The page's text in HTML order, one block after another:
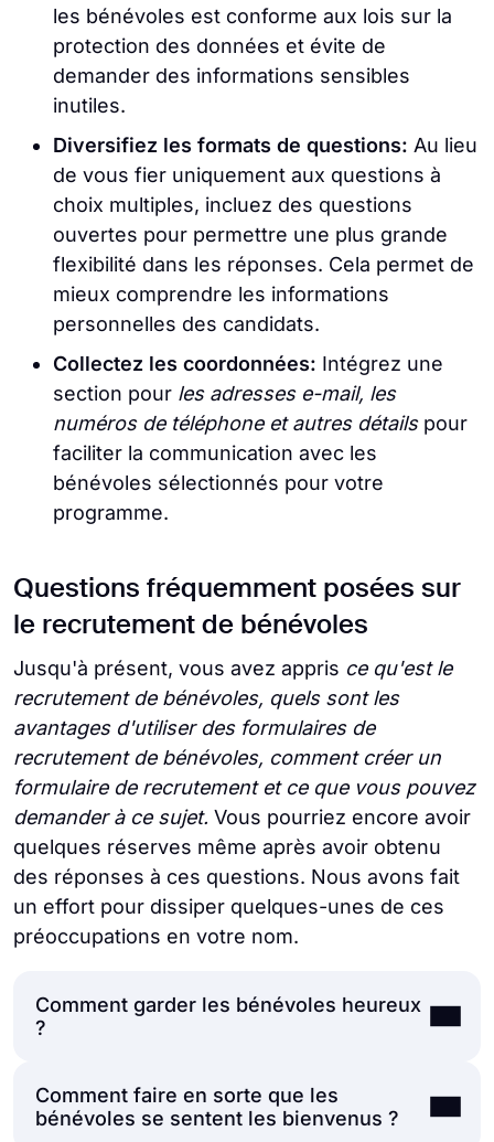
les bénévoles est conforme aux lois sur la
protection des données et évite de
demander des informations sensibles
inutiles.
Diversifiez les formats de questions: Au lieu
de vous fier uniquement aux questions à
choix multiples, incluez des questions
ouvertes pour permettre une plus grande
flexibilité dans les réponses. Cela permet de
mieux comprendre les informations
personnelles des candidats.
Collectez les coordonnées: Intégrez une
section pour les adresses e-mail, les
numéros de téléphone et autres détailspour
faciliter la communication avec les
bénévoles sélectionnés pour votre
programme.
Questions fréquemment posées sur
le recrutement de bénévoles
Jusqu'à présent, vous avez appris ce qu'est le
recrutement de bénévoles, quels sont les
avantages d'utiliser des formulaires de
recrutement de bénévoles, comment créer un
formulaire de recrutement et ce que vous pouvez
demander à ce sujet. Vous pourriez encore avoir
quelques réserves même après avoir obtenu
des réponses à ces questions. Nous avons fait
un effort pour dissiper quelques-unes de ces
préoccupations en votre nom.
Comment garder les bénévoles heureux
?
Il est tout aussi important pour votre
organisation de conserver ses bénévoles
Comment faire en sorte que les
bénévoles se sentent les bienvenus ?